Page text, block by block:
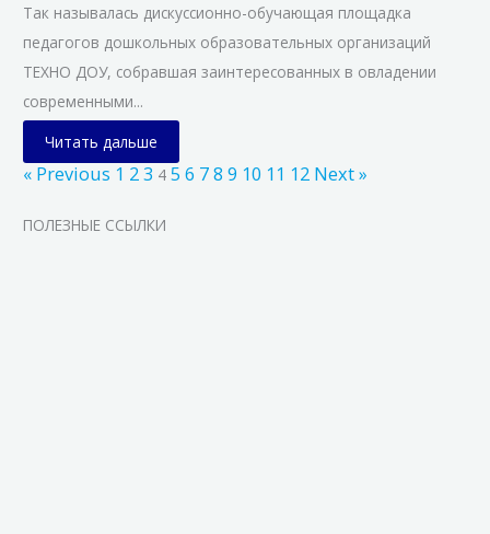
Так называлась дискуссионно-обучающая площадка
педагогов дошкольных образовательных организаций
ТЕХНО ДОУ, собравшая заинтересованных в овладении
современными...
Читать дальше
« Previous 1 23 4 5 6 78 9 10 11 12 Next »
ПОЛЕЗНЫЕ ССЫЛКИ